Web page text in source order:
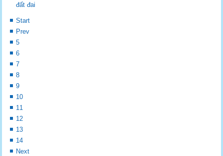
đất đai
Start
Prev
5
6
7
8
9
10
11
12
13
14
Next